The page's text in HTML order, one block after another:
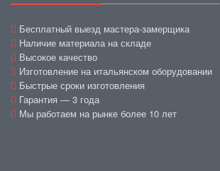
Бесплатный выезд мастера-замерщика
Наличие материала на складе
Высокое качество
Изготовление на итальянском оборудовании
Быстрые сроки изготовления
Гарантия — 3 года
Мы работаем на рынке более 10 лет